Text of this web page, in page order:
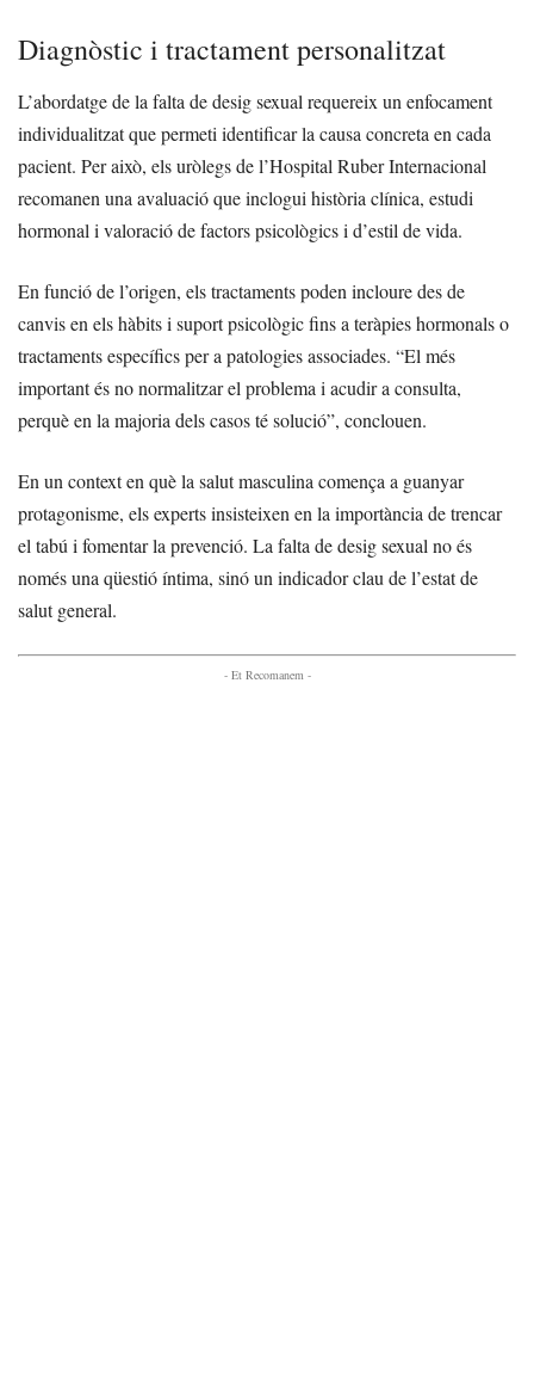
Diagnòstic i tractament personalitzat
L’abordatge de la falta de desig sexual requereix un enfocament
individualitzat que permeti identificar la causa concreta en cada
pacient. Per això, els uròlegs de l’Hospital Ruber Internacional
recomanen una avaluació que inclogui història clínica, estudi
hormonal i valoració de factors psicològics i d’estil de vida.
En funció de l’origen, els tractaments poden incloure des de
canvis en els hàbits i suport psicològic fins a teràpies hormonals o
tractaments específics per a patologies associades. “El més
important és no normalitzar el problema i acudir a consulta,
perquè en la majoria dels casos té solució”, conclouen.
En un context en què la salut masculina comença a guanyar
protagonisme, els experts insisteixen en la importància de trencar
el tabú i fomentar la prevenció. La falta de desig sexual no és
només una qüestió íntima, sinó un indicador clau de l’estat de
salut general.
- Et Recomanem -